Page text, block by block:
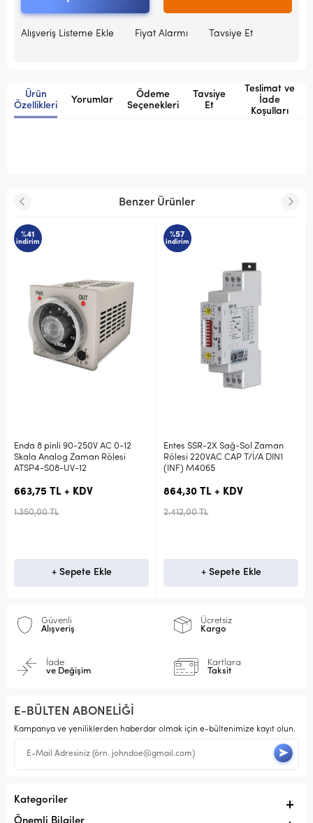
Alışveriş Listeme Ekle Fiyat Alarmı Tavsiye Et
Ürün
Özellikleri
Yorumlar
Ödeme
Seçenekleri
Tavsiye
Et
Teslimat ve
İade
Koşulları
Benzer Ürünler
%41
indirim
8 pinli 90-250V AC 0-12
Analog Zaman Rölesi
S08-UV-12
TL + KDV
TL
+ Sepete Ekle
%57
indirim
Entes SSR-2X Sağ-Sol Zaman
Rölesi 220VAC CAP T/İ/A DIN1
(INF) M4065
864,30 TL + KDV
2.412,00 TL
+ Sepete Ekle
Güvenli
Alışveriş
Ücretsiz
Kargo
İade
ve Değişim
Kartlara
Taksit
E-BÜLTEN ABONELİĞİ
Kampanya ve yeniliklerden haberdar olmak için e-bültenimize kayıt olun.
Kategoriler
Önemli Bilgiler